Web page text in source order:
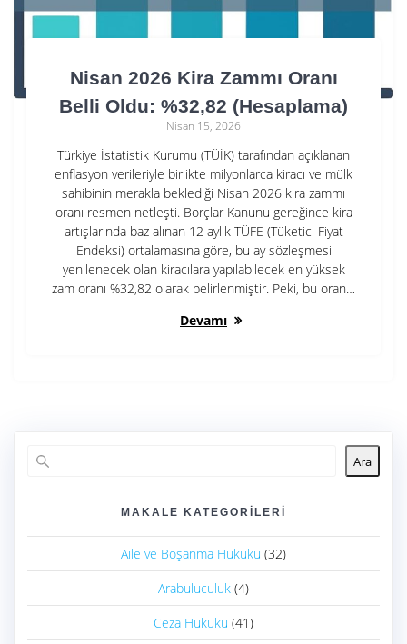
Nisan 2026 Kira Zammı Oranı
Belli Oldu: %32,82 (Hesaplama)
Nisan 15, 2026
Türkiye İstatistik Kurumu (TÜİK) tarafından açıklanan
enflasyon verileriyle birlikte milyonlarca kiracı ve mülk
sahibinin merakla beklediği Nisan 2026 kira zammı
oranı resmen netleşti. Borçlar Kanunu gereğince kira
artışlarında baz alınan 12 aylık TÜFE (Tüketici Fiyat
Endeksi) ortalamasına göre, bu ay sözleşmesi
yenilenecek olan kiracılara yapılabilecek en yüksek
zam oranı %32,82 olarak belirlenmiştir. Peki, bu oran…
Devamı
Ara
MAKALE KATEGORILERI
Aile ve Boşanma Hukuku (32)
Arabuluculuk (4)
Ceza Hukuku (41)